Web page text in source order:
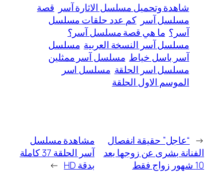
شاهدة وتحميل مسلسل الاثارة آسر قصة
مسلسل آسر كم عدد حلقات مسلسل
آسر؟ ما هي قصة مسلسل آسر؟
مسلسل آسر النسخة العربية مسلسل
آسر باسل خياط مسلسل آسر ممثلين
مسلسل اسر الحلقة مسلسل اسر
الموسم الاول الحلقة
← “عاجل” حقيقة انفصال
الفنانة بشرى عن زوجها بعد
10 شهور زواج فقط
مشاهدة مسلسل
آسر الحلقة 37 كاملة
بدقة HD
→